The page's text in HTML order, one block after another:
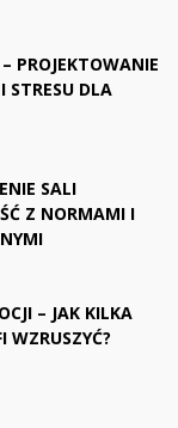
PROJEKTOWANIE
STRESU DLA
SALI
Z NORMAMI I
– JAK KILKA
WZRUSZYĆ?